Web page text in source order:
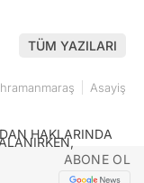
TÜM YAZILARI
Asayiş
ABONE OL